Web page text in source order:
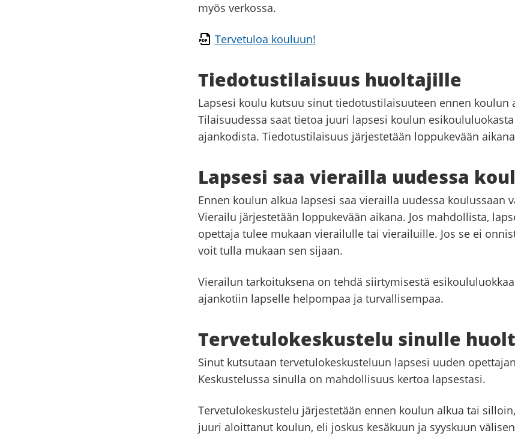
myös verkossa.
Tervetuloa kouluun!
Tiedotustilaisuus huoltajille
Lapsesi koulu kutsuu sinut tiedotustilaisuuteen ennen koulun
Tilaisuudessa saat tietoa juuri lapsesi koulun
ajankodista. Tiedotustilaisuus järjestetään loppukevään
Lapsesi saa vierailla uudessa
Ennen koulun alkua lapsesi saa vierailla uudessa koulussaan
Vierailu järjestetään loppukevään aikana. Jos mahdollista,
opettaja tulee mukaan vierailulle tai vierailuille. Jos se ei
voit tulla mukaan sen sijaan.
Vierailun tarkoituksena on tehdä siirtymisestä
ajankotiin lapselle helpompaa ja turvallisempaa.
Tervetulokeskustelu sinulle
Sinut kutsutaan tervetulokeskusteluun lapsesi uuden
Keskustelussa sinulla on mahdollisuus kertoa lapsestasi.
Tervetulokeskustelu järjestetään ennen koulun alkua tai
juuri aloittanut koulun, eli joskus kesäkuun ja syyskuun